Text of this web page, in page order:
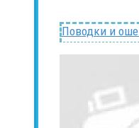
Поводки и